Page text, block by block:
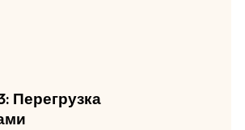
Перегрузка